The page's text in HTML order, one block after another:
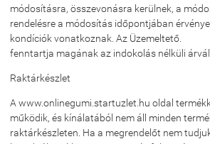
módosításra, összevonásra kerülnek, a
rendelésre a módosítás időpontjában
kondíciók vonatkoznak. Az Üzemeltető.
fenntartja magának az indokolás nélküli
Raktárkészlet
A www.onlinegumi.startuzlet.hu oldal
működik, és kínálatából nem áll minden
raktárkészleten. Ha a megrendelőt nem